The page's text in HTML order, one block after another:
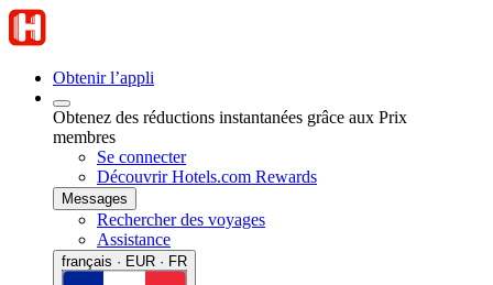
Obtenir l’appli
Obtenez des réductions instantanées grâce aux Prix
membres
Se connecter
Découvrir Hotels.com Rewards
Messages
Rechercher des voyages
Assistance
français · EUR · FR